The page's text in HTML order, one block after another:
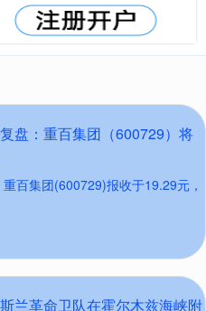
盘：重百集团（600729）将
百集团(600729)报收于19.29元，
兰革命卫队在霍尔木兹海峡附